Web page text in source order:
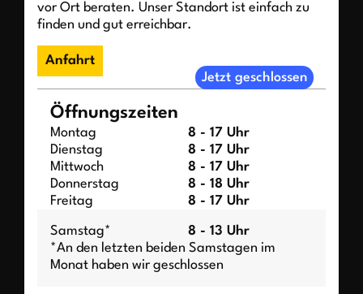
vor Ort beraten. Unser Standort ist einfach zu
finden und gut erreichbar.
Anfahrt
Jetzt geschlossen
Öffnungszeiten
Montag
8 - 17 Uhr
Dienstag
8 - 17 Uhr
Mittwoch
8 - 17 Uhr
Donnerstag
8 - 18 Uhr
Freitag
8 - 17 Uhr
Samstag*
8 - 13 Uhr
*An den letzten beiden Samstagen im
Monat haben wir geschlossen